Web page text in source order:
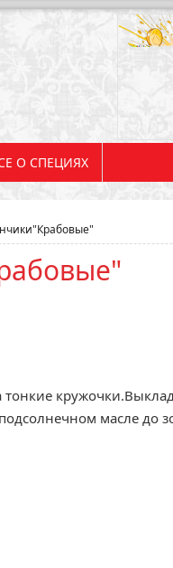
О СПЕЦИЯХ
масле до